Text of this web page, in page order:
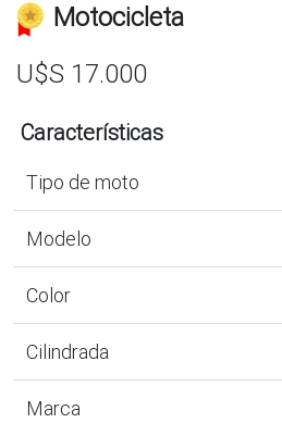
Motocicleta
U$S 17.000
Características
Tipo de moto
Modelo
Color
Cilindrada
Marca